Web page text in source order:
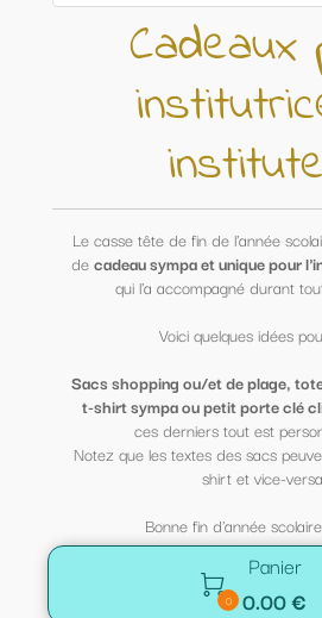
Cadeaux
Le casse tête de fin de l'année
decadeau sympa et unique pour
qui l'a accompagné durant
Voici quelques idées
Sacs shopping ou/et de plage,
t-shirt sympa ou petit porte clé
ces derniers tout est
Notez que les textes des sacs
shirt et vice-
Bonne fin d'année

0
Panier
0.00 €